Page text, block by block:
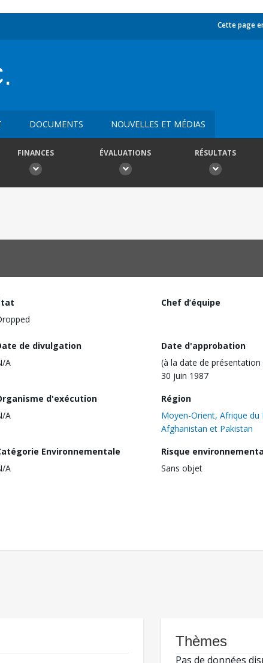
Cette page
DOCUMENTS NOUVELLES ET MÉDIAS
FINANCES ÉVALUATIONS RÉSULTATS
Chef d’équipe
de divulgation
A
Date d'approbation
(à la date de présentation
30 juin 1987
d'exécution
A
Région
Moyen-Orient, Afrique du
Afghanistan et Pakistan
Environnementale
A
Risque
Sans objet
Thèmes
Pas de données